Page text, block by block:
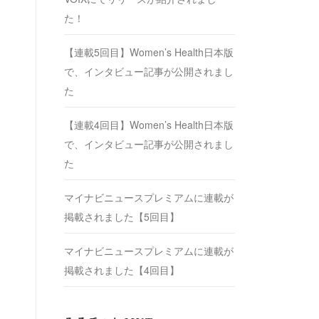
た！
【連載5回目】Women’s Health日本版
で、インタビュー記事が公開されまし
た
【連載4回目】Women’s Health日本版
で、インタビュー記事が公開されまし
た
マイナビニュースプレミアムに連載が
掲載されました【5回目】
マイナビニュースプレミアムに連載が
掲載されました【4回目】